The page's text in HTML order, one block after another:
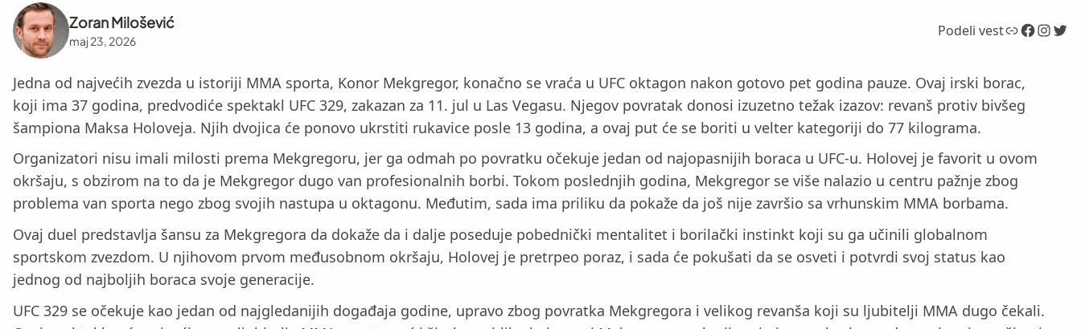
Zoran Milošević
maj 23, 2026
Podeli vestLink Facebook InstagramTwitter
Jedna od najvećih zvezda u istoriji MMA sporta, Konor Mekgregor, konačno se vraća u UFC oktagon nakon gotovo pet godina pauze. Ovaj irski borac,
koji ima 37 godina, predvodiće spektakl UFC 329, zakazan za 11. jul u Las Vegasu. Njegov povratak donosi izuzetno težak izazov: revanš protiv bivšeg
šampiona Maksa Holoveja. Njih dvojica će ponovo ukrstiti rukavice posle 13 godina, a ovaj put će se boriti u velter kategoriji do 77 kilograma.
Organizatori nisu imali milosti prema Mekgregoru, jer ga odmah po povratku očekuje jedan od najopasnijih boraca u UFC-u. Holovej je favorit u ovom
okršaju, s obzirom na to da je Mekgregor dugo van profesionalnih borbi. Tokom poslednjih godina, Mekgregor se više nalazio u centru pažnje zbog
problema van sporta nego zbog svojih nastupa u oktagonu. Međutim, sada ima priliku da pokaže da još nije završio sa vrhunskim MMA borbama.
Ovaj duel predstavlja šansu za Mekgregora da dokaže da i dalje poseduje pobednički mentalitet i borilački instinkt koji su ga učinili globalnom
sportskom zvezdom. U njihovom prvom međusobnom okršaju, Holovej je pretrpeo poraz, i sada će pokušati da se osveti i potvrdi svoj status kao
jednog od najboljih boraca svoje generacije.
UFC 329 se očekuje kao jedan od najgledanijih događaja godine, upravo zbog povratka Mekgregora i velikog revanša koji su ljubitelji MMA dugo čekali.